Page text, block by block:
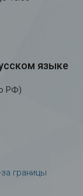
языке
РФ)
границы